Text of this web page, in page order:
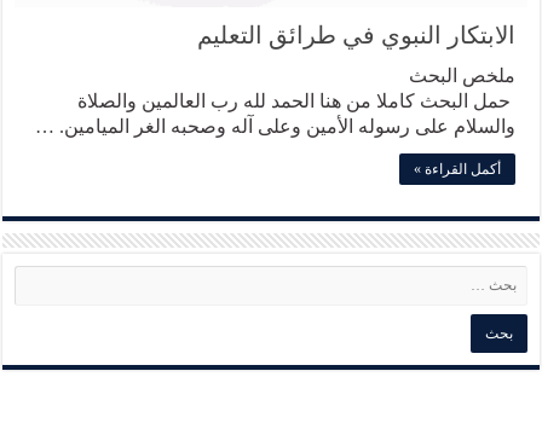
الابتكار النبوي في طرائق التعليم
ملخص البحث
حمل البحث كاملا من هنا الحمد لله رب العالمين والصلاة
والسلام على رسوله الأمين وعلى آله وصحبه الغر الميامين. …
أكمل القراءة »